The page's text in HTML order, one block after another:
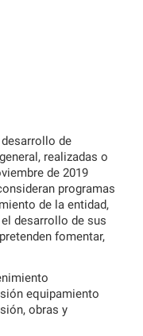
de
realizadas o
de 2019
programas
de la entidad,
desarrollo de sus
fomentar,
equipamiento
obras y